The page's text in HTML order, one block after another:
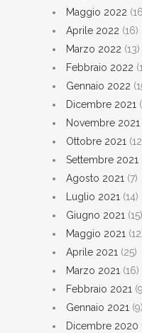
Maggio 2022
Aprile 2022 (16)
Marzo 2022 (13)
Febbraio 2022
Gennaio 2022
Dicembre 2021
Novembre 2021
Ottobre 2021
Settembre 2021
Agosto 2021 (7)
Luglio 2021 (14)
Giugno 2021 (15)
Maggio 2021
Aprile 2021 (25)
Marzo 2021 (16)
Febbraio 2021
Gennaio 2021 (9)
Dicembre 2020